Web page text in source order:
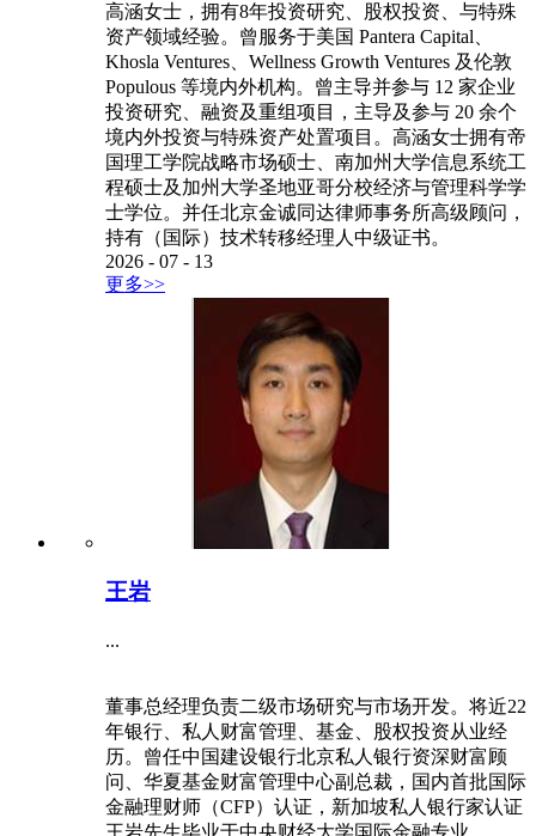
高涵女士，拥有8年投资研究、股权投资、与特殊
资产领域经验。曾服务于美国 Pantera Capital、
Khosla Ventures、Wellness Growth Ventures 及伦敦
Populous 等境内外机构。曾主导并参与 12 家企业
投资研究、融资及重组项目，主导及参与 20 余个
境内外投资与特殊资产处置项目。高涵女士拥有帝
国理工学院战略市场硕士、南加州大学信息系统工
程硕士及加州大学圣地亚哥分校经济与管理科学学
士学位。并任北京金诚同达律师事务所高级顾问，
持有（国际）技术转移经理人中级证书。
2026 - 07 - 13
更多>>
王岩
...
董事总经理负责二级市场研究与市场开发。将近22
年银行、私人财富管理、基金、股权投资从业经
历。曾任中国建设银行北京私人银行资深财富顾
问、华夏基金财富管理中心副总裁，国内首批国际
金融理财师（CFP）认证，新加坡私人银行家认证
王岩先生毕业于中央财经大学国际金融专业